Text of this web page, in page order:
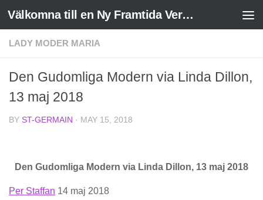
Skip to content Välkomna till en Ny Framtida Verklighet
LADY MODER MARIA
Den Gudomliga Modern via Linda Dillon,
13 maj 2018
BY ST-GERMAIN · MAY 15, 2018
Den Gudomliga Modern via Linda Dillon, 13 maj 2018
Per Staffan 14 maj 2018